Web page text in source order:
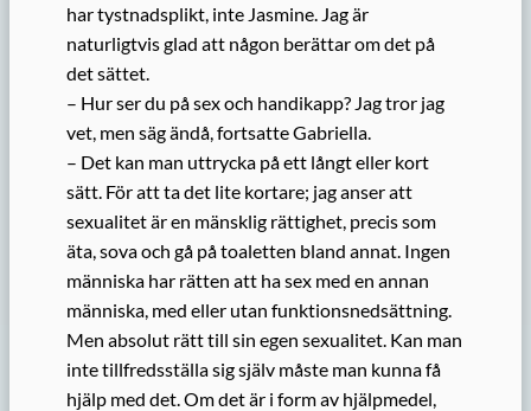
har tystnadsplikt, inte Jasmine. Jag är
naturligtvis glad att någon berättar om det på
det sättet.
– Hur ser du på sex och handikapp? Jag tror jag
vet, men säg ändå, fortsatte Gabriella.
– Det kan man uttrycka på ett långt eller kort
sätt. För att ta det lite kortare; jag anser att
sexualitet är en mänsklig rättighet, precis som
äta, sova och gå på toaletten bland annat. Ingen
människa har rätten att ha sex med en annan
människa, med eller utan funktionsnedsättning.
Men absolut rätt till sin egen sexualitet. Kan man
inte tillfredsställa sig själv måste man kunna få
hjälp med det. Om det är i form av hjälpmedel,